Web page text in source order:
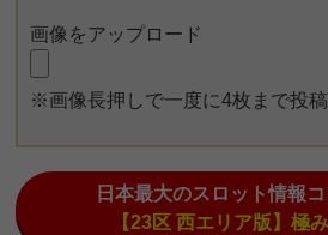
画像をアップロード
※画像長押しで一度に4枚まで投
日本最大のスロット情報
【23区 西エリア版】極